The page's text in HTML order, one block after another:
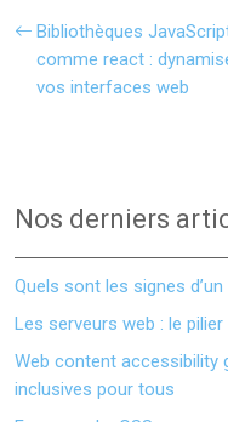
Bibliothèques
comme react :
vos interfaces web
Nos derniers
Quels sont les signes
Les serveurs web : le pilier
Web content accessibility
inclusives pour tous